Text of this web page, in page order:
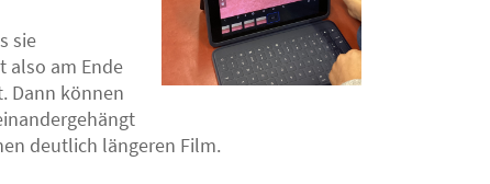
sie
also am Ende
Dann können
deutlich längeren Film.